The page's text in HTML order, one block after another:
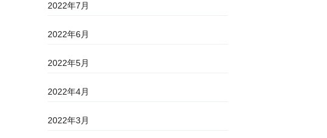
2022年7月
2022年6月
2022年5月
2022年4月
2022年3月